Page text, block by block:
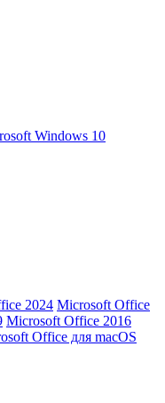
Windows 10
2024 Microsoft Office
Microsoft Office 2016
Office для macOS